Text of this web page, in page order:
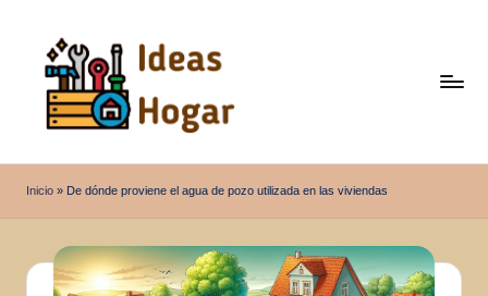
contenido
d
e
a
Inicio » De dónde proviene el agua de pozo utilizada en las viviendas